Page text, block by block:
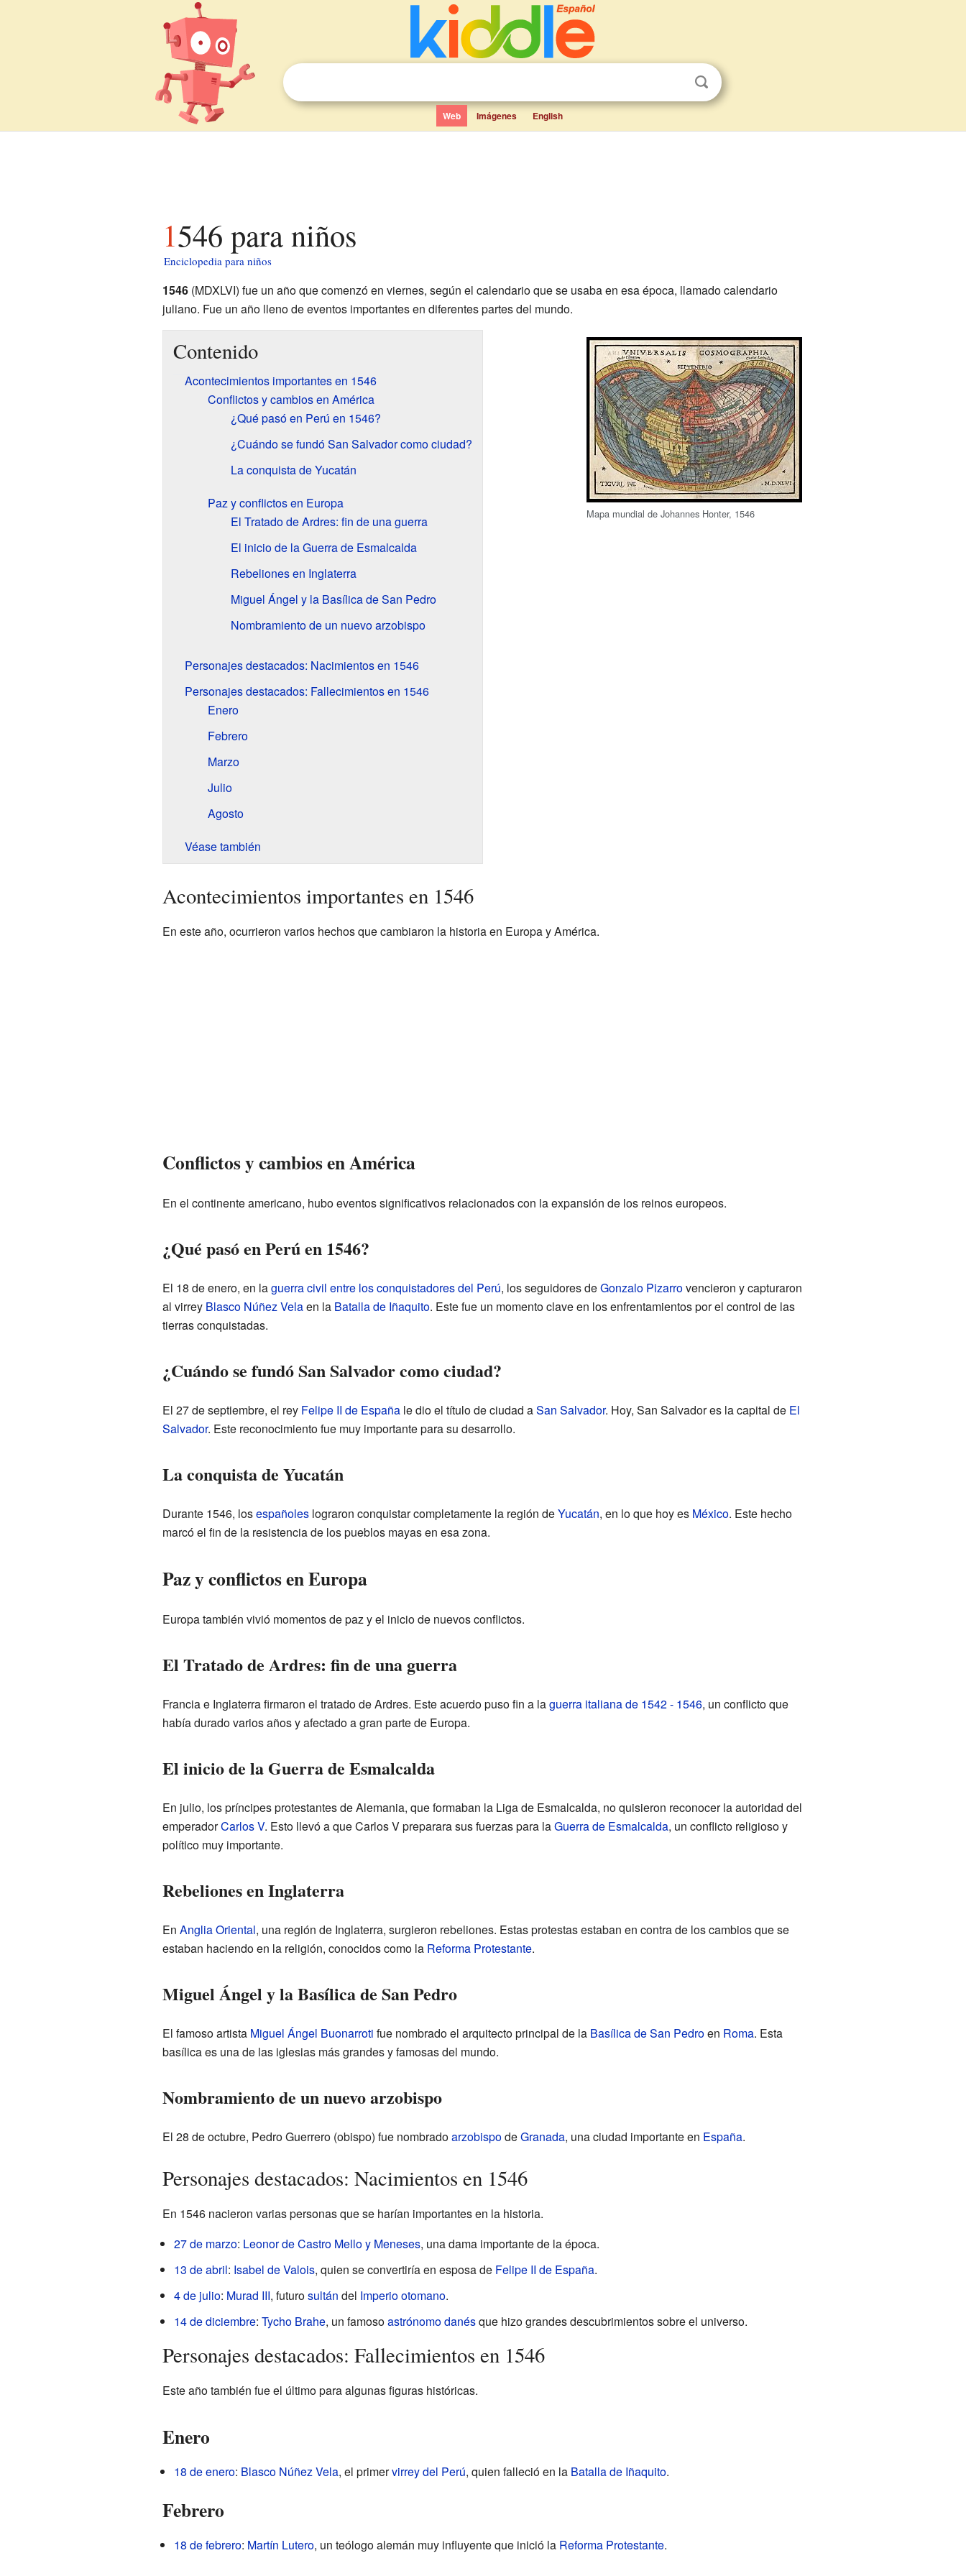
Web Imágenes English
1546 para niños
Enciclopedia para niños
1546(MDXLVI) fue un año que comenzó en viernes, según el calendario que se usaba en esa época, llamado calendario
juliano. Fue un año lleno de eventos importantes en diferentes partes del mundo.
Mapa mundial de Johannes Honter, 1546
Contenido
Acontecimientos importantes en 1546
Conflictos y cambios en América
¿Qué pasó en Perú en 1546?
¿Cuándo se fundó San Salvador como ciudad?
La conquista de Yucatán
Paz y conflictos en Europa
El Tratado de Ardres: fin de una guerra
El inicio de la Guerra de Esmalcalda
Rebeliones en Inglaterra
Miguel Ángel y la Basílica de San Pedro
Nombramiento de un nuevo arzobispo
Personajes destacados: Nacimientos en 1546
Personajes destacados: Fallecimientos en 1546
Enero
Febrero
Marzo
Julio
Agosto
Véase también
Acontecimientos importantes en 1546
En este año, ocurrieron varios hechos que cambiaron la historia en Europa y América.
Conflictos y cambios en América
En el continente americano, hubo eventos significativos relacionados con la expansión de los reinos europeos.
¿Qué pasó en Perú en 1546?
El 18 de enero, en laguerra civil entre los conquistadores del Perú, los seguidores deGonzalo Pizarrovencieron y capturaron
al virrey Blasco Núñez Velaen la Batalla de Iñaquito. Este fue un momento clave en los enfrentamientos por el control de las
tierras conquistadas.
¿Cuándo se fundó San Salvador como ciudad?
El 27 de septiembre, el rey Felipe II de Españale dio el título de ciudad aSan Salvador. Hoy, San Salvador es la capital de El
Salvador. Este reconocimiento fue muy importante para su desarrollo.
La conquista de Yucatán
Durante 1546, losespañoleslograron conquistar completamente la región deYucatán, en lo que hoy es México. Este hecho
marcó el fin de la resistencia de los pueblos mayas en esa zona.
Paz y conflictos en Europa
Europa también vivió momentos de paz y el inicio de nuevos conflictos.
El Tratado de Ardres: fin de una guerra
Francia e Inglaterra firmaron el tratado de Ardres. Este acuerdo puso fin a laguerra italiana de 1542 - 1546, un conflicto que
había durado varios años y afectado a gran parte de Europa.
El inicio de la Guerra de Esmalcalda
En julio, los príncipes protestantes de Alemania, que formaban la Liga de Esmalcalda, no quisieron reconocer la autoridad del
emperadorCarlos V. Esto llevó a que Carlos V preparara sus fuerzas para laGuerra de Esmalcalda, un conflicto religioso y
político muy importante.
Rebeliones en Inglaterra
En Anglia Oriental, una región de Inglaterra, surgieron rebeliones. Estas protestas estaban en contra de los cambios que se
estaban haciendo en la religión, conocidos como la Reforma Protestante.
Miguel Ángel y la Basílica de San Pedro
El famoso artista Miguel Ángel Buonarroti fue nombrado el arquitecto principal de la Basílica de San Pedroen Roma. Esta
basílica es una de las iglesias más grandes y famosas del mundo.
Nombramiento de un nuevo arzobispo
El 28 de octubre, Pedro Guerrero (obispo) fue nombradoarzobispodeGranada, una ciudad importante en España.
Personajes destacados: Nacimientos en 1546
En 1546 nacieron varias personas que se harían importantes en la historia.
27 de marzo: Leonor de Castro Mello y Meneses, una dama importante de la época.
13 de abril: Isabel de Valois, quien se convertiría en esposa de Felipe II de España.
4 de julio: Murad III, futurosultán del Imperio otomano.
14 de diciembre: Tycho Brahe, un famosoastrónomodanésque hizo grandes descubrimientos sobre el universo.
Personajes destacados: Fallecimientos en 1546
Este año también fue el último para algunas figuras históricas.
Enero
18 de enero: Blasco Núñez Vela, el primervirrey del Perú, quien falleció en la Batalla de Iñaquito.
Febrero
18 de febrero: Martín Lutero, un teólogo alemán muy influyente que inició la Reforma Protestante.